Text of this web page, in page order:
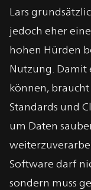
Lars
jedoch eher
hohen Hürden
Nutzung. Damit
können,
Standards und
um Daten
Software darf
sondern muss